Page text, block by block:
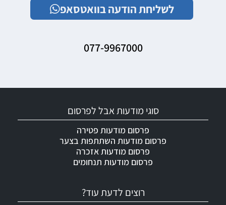
לשליחת הודעה בוואטסאפ
077-9967000
רוצים לדעת עוד?
סוגי מודעות אבל לפרסום
פרסום מודעות פטירה
פרסום מודעות השתתפות בצער
פרסום מודעות אזכרה
פרסום מודעות תנחומים